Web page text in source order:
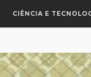
CIÊNCIA E